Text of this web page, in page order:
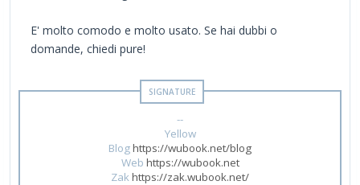
E' molto comodo e molto usato. Se hai dubbi o
domande, chiedi pure!
--
Yellow
Bloghttps://wubook.net/blog
Web https://wubook.net
Zak https://zak.wubook.net/